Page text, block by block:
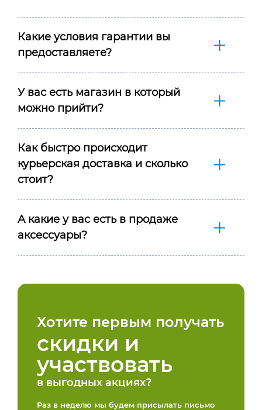
Какие условия гарантии вы
предоставляете?
У вас есть магазин в который
можно прийти?
Как быстро происходит
курьерская доставка и сколько
стоит?
А какие у вас есть в продаже
аксессуары?
Хотите первым получать
скидки и
участвовать
в выгодных акциях?
Раз в неделю мы будем присылать письмо